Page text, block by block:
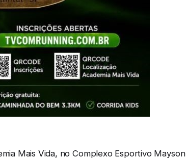
Mais Vida, no Complexo Esportivo Mayson